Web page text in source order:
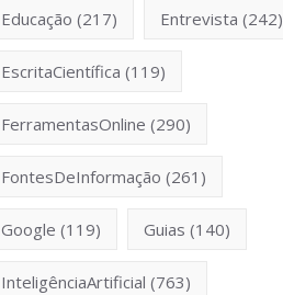
Educação (217) Entrevista (242)
EscritaCientífica (119)
FerramentasOnline (290)
FontesDeInformação (261)
Google (119) Guias (140)
InteligênciaArtificial (763)